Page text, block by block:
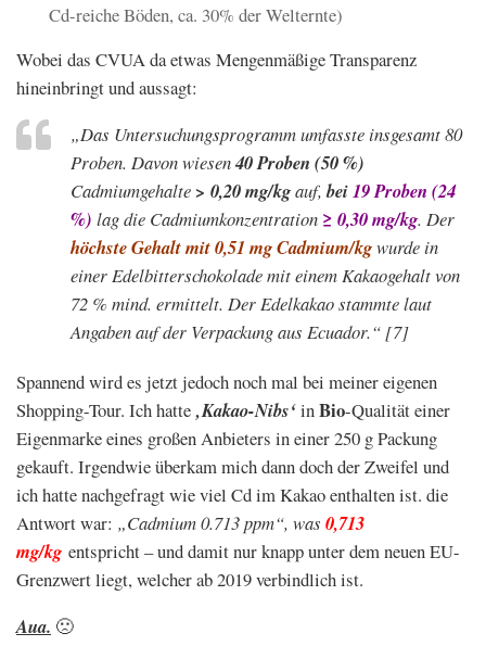
Cd-reiche Böden, ca. 30% der Welternte)
Wobei das CVUA da etwas Mengenmäßige Transparenz
hineinbringt und aussagt:
„Das Untersuchungsprogramm umfasste insgesamt 80
Proben. Davon wiesen40 Proben (50 %)
Cadmiumgehalte > 0,20 mg/kgauf,bei19 Proben (24
%) lag die Cadmiumkonzentration ≥ 0,30 mg/kg. Der
höchste Gehalt mit 0,51 mg Cadmium/kgwurde in
einer Edelbitterschokolade mit einem Kakaogehalt von
72 % mind. ermittelt. Der Edelkakao stammte laut
Angaben auf der Verpackung aus Ecuador.“ [7]
Spannend wird es jetzt jedoch noch mal bei meiner eigenen
Shopping-Tour. Ich hatte‚Kakao-Nibs‘inBio-Qualität einer
Eigenmarke eines großen Anbieters in einer 250 g Packung
gekauft. Irgendwie überkam mich dann doch der Zweifel und
ich hatte nachgefragt wie viel Cd im Kakao enthalten ist. die
Antwort war: „Cadmium 0.713 ppm“, was 0,713
mg/kg entspricht – und damit nur knapp unter dem neuen EU-
Grenzwert liegt, welcher ab 2019 verbindlich ist.
Aua. 🙁